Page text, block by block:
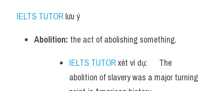
IELTS TUTOR lưu ý​
Abolition: the act of abolishing something.
IELTS TUTOR xét ví dụ:      The
abolition of slavery was a major turning